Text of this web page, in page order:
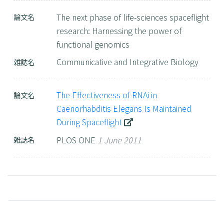
論文名
The next phase of life-sciences spaceflight
research: Harnessing the power of
functional genomics
雑誌名 Communicative and Integrative Biology
論文名
The Effectiveness of RNAi in
Caenorhabditis Elegans Is Maintained
During Spaceflight
雑誌名 PLOS ONE 1 June 2011